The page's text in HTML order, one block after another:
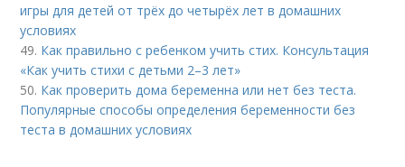
игры для детей от трёх до четырёх лет в домашних
условиях
49. Как правильно с ребенком учить стих. Консультация
«Как учить стихи с детьми 2–3 лет»
50. Как проверить дома беременна или нет без теста.
Популярные способы определения беременности без
теста в домашних условиях